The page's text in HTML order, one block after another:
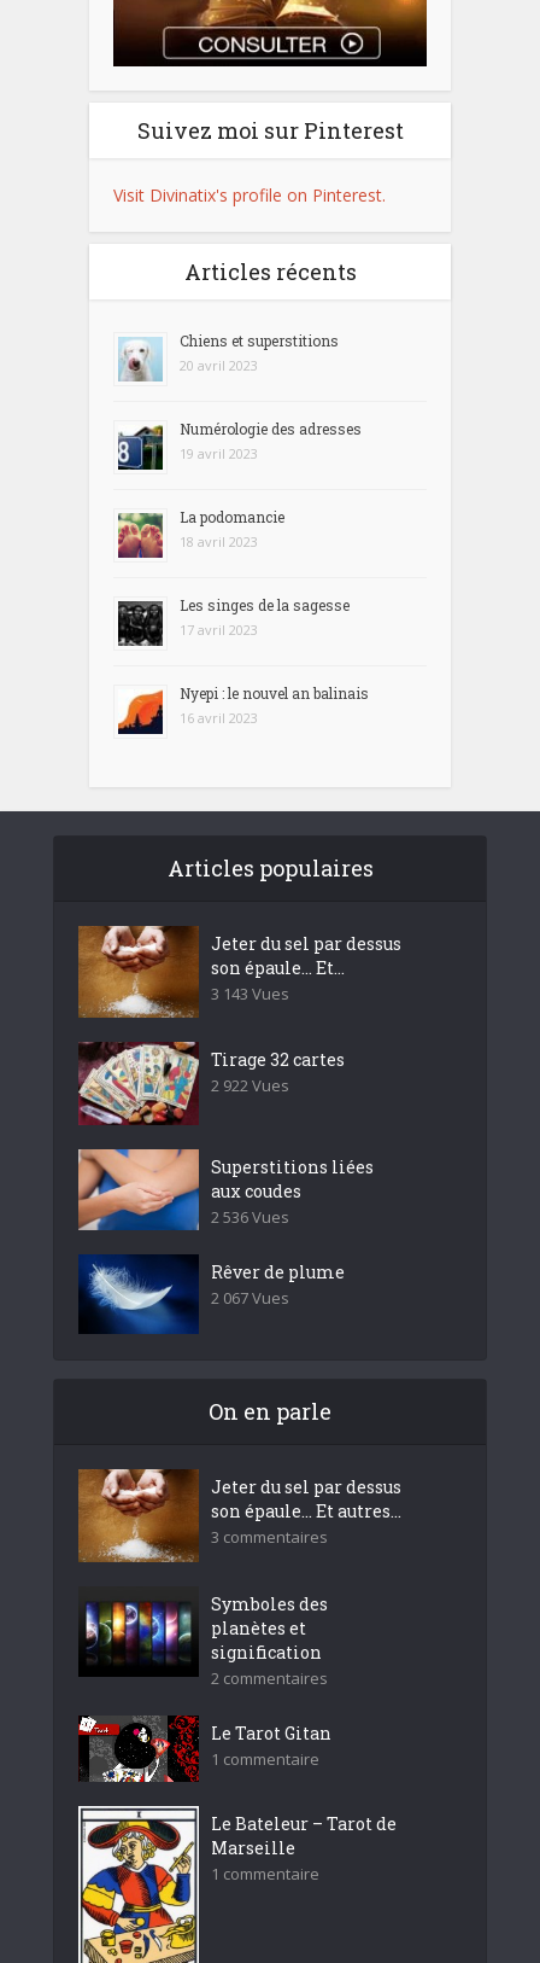
Suivez moi sur Pinterest
Visit Divinatix's profile on Pinterest.
Articles récents
Chiens et superstitions
20 avril 2023
Numérologie des adresses
19 avril 2023
La podomancie
18 avril 2023
Les singes de la sagesse
17 avril 2023
Nyepi : le nouvel an balinais
16 avril 2023
Articles populaires
Jeter du sel par dessus
son épaule… Et...
3 143 Vues
Tirage 32 cartes
2 922 Vues
Superstitions liées
aux coudes
2 536 Vues
Rêver de plume
2 067 Vues
On en parle
Jeter du sel par dessus
son épaule… Et autres...
3 commentaires
Symboles des
planètes et
signification
2 commentaires
Le Tarot Gitan
1 commentaire
Le Bateleur – Tarot de
Marseille
1 commentaire